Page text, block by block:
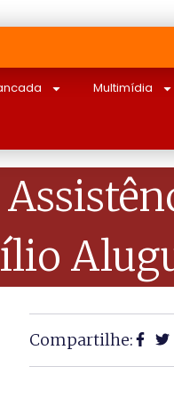
Multimídia
Compartilhe: